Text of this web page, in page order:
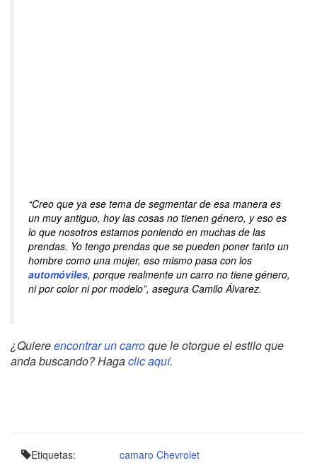
“Creo que ya ese tema de segmentar de esa manera es
un muy antiguo, hoy las cosas no tienen género, y eso es
lo que nosotros estamos poniendo en muchas de las
prendas. Yo tengo prendas que se pueden poner tanto un
hombre como una mujer, eso mismo pasa con los
automóviles, porque realmente un carro no tiene género,
ni por color ni por modelo”, asegura Camilo Álvarez.
¿Quiereencontrar un carroque le otorgue el estilo que
anda buscando? Hagaclic aquí.
Etiquetas: camaro Chevrolet